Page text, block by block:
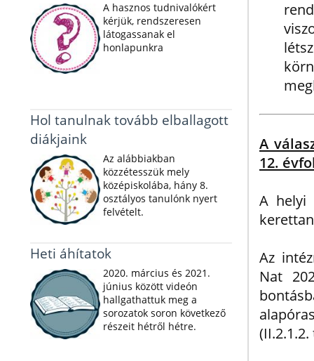
A hasznos tudnivalókért
kérjük, rendszeresen
látogassanak el
honlapunkra
Hol tanulnak tovább elballagott
diákjaink
Az alábbiakban
közzétesszük mely
középiskolába, hány 8.
osztályos tanulónk nyert
felvételt.
Heti áhítatok
2020. március és 2021.
június között videón
hallgathattuk meg a
sorozatok soron következő
részeit hétről hétre.
A
12.
A helyi
Az
Nat